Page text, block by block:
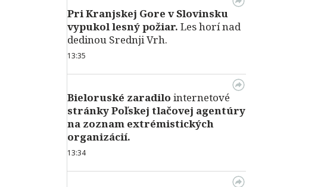
Pri Kranjskej Gore v Slovinsku
vypukol lesný požiar. Les horí nad
dedinou Srednji Vrh.
13:35
Bieloruské zaradilo internetové
stránky Poľskej tlačovej agentúry
na zoznam extrémistických
organizácií.
13:34